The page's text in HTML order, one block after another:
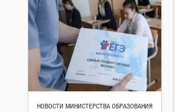
НОВОСТИ МИНИСТЕРСТВА ОБРАЗОВАНИЯ